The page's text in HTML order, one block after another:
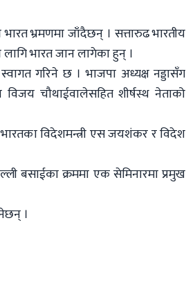
भ्रमणमा जाँदैछन् । सत्तारुढ भारतीय
लागि भारत जान लागेका हुन् ।
गरिने छ । भाजपा अध्यक्ष नड्डासँग
चौथाईवालेसहित शीर्षस्थ नेताको
भारतका विदेशमन्त्री एस जयशंकर र विदेश
बसाईका क्रममा एक सेमिनारमा प्रमुख
।